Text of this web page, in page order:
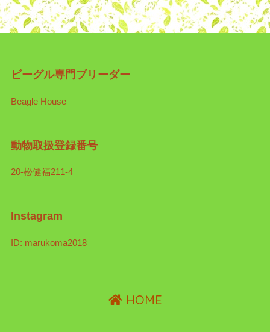
ビーグル専門ブリーダー
Beagle House
動物取扱登録番号
20-松健福211-4
Instagram
ID: marukoma2018
HOME